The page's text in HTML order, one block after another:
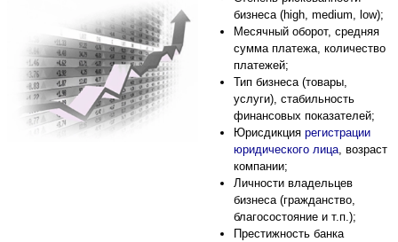
бизнеса (high, medium, low);
Месячный оборот, средняя
сумма платежа, количество
платежей;
Тип бизнеса (товары,
услуги), стабильность
финансовых показателей;
Юрисдикциярегистрации
юридического лица , возраст
компании;
Личности владельцев
бизнеса (гражданство,
благосостояние и т.п.);
Престижность банка